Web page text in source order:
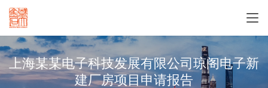
上海某某电子科技发展有限公司琼阁电子新
建厂房项目申请报告